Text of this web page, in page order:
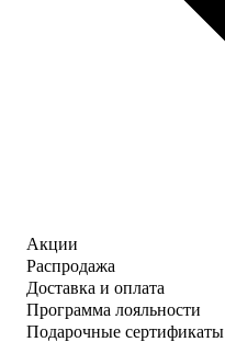
Акции
Распродажа
Доставка и оплата
Программа лояльности
Подарочные сертификаты